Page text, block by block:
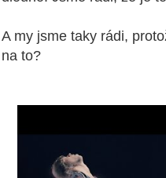
A my jsme taky rádi,
na to?